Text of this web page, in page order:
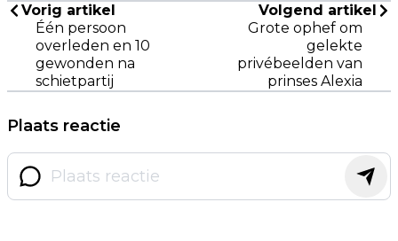
Vorig artikel
Één persoon
overleden en 10
gewonden na
schietpartij
Volgend artikel
Grote ophef om
gelekte
privébeelden van
prinses Alexia
Plaats reactie